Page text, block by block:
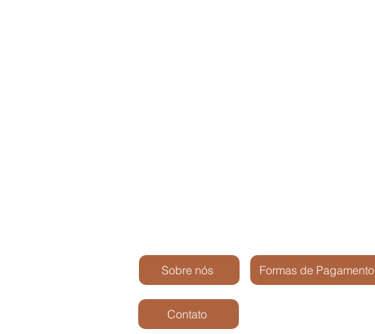
Sobre nós
Contato
Formas de Pagamento